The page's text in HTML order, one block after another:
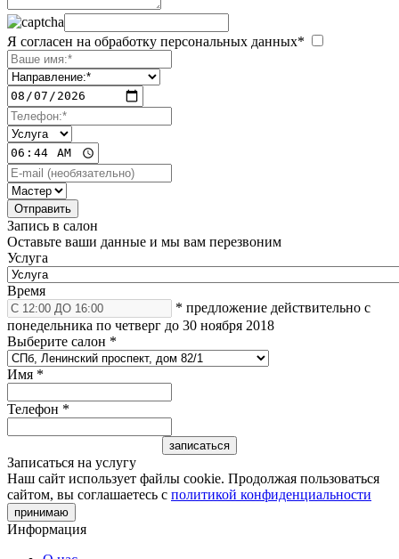
Я согласен на обработку персональных данных*
Запись в салон
Оставьте ваши данные и мы вам перезвоним
Услуга
Время
* предложение действительно с
понедельника по четверг до 30 ноября 2018
Выберите салон *
Имя *
Телефон *
Записаться на услугу
Наш сайт использует файлы cookie. Продолжая пользоваться
сайтом, вы соглашаетесь с политикой конфиденциальности
принимаю
Информация